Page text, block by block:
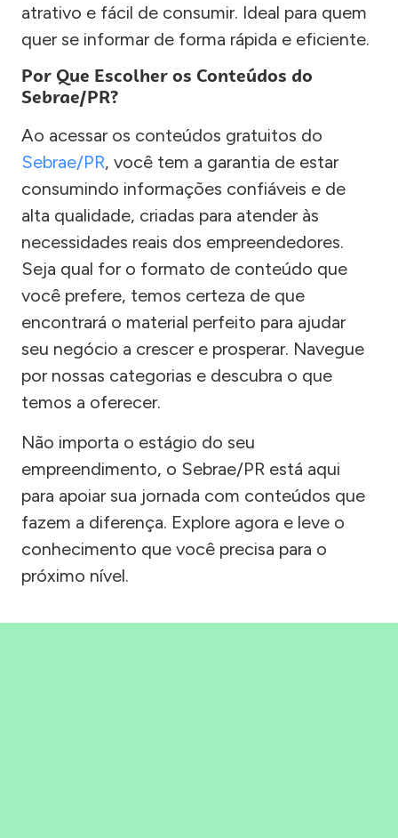
atrativo e fácil de consumir. Ideal para quem
quer se informar de forma rápida e eficiente.
Por Que Escolher os Conteúdos do
Sebrae/PR?
Ao acessar os conteúdos gratuitos do
Sebrae/PR, você tem a garantia de estar
consumindo informações confiáveis e de
alta qualidade, criadas para atender às
necessidades reais dos empreendedores.
Seja qual for o formato de conteúdo que
você prefere, temos certeza de que
encontrará o material perfeito para ajudar
seu negócio a crescer e prosperar. Navegue
por nossas categorias e descubra o que
temos a oferecer.
Não importa o estágio do seu
empreendimento, o Sebrae/PR está aqui
para apoiar sua jornada com conteúdos que
fazem a diferença. Explore agora e leve o
conhecimento que você precisa para o
próximo nível.